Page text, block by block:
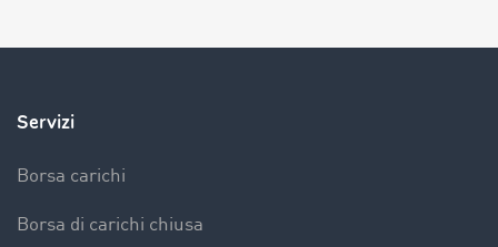
Servizi
Borsa carichi
Borsa di carichi chiusa